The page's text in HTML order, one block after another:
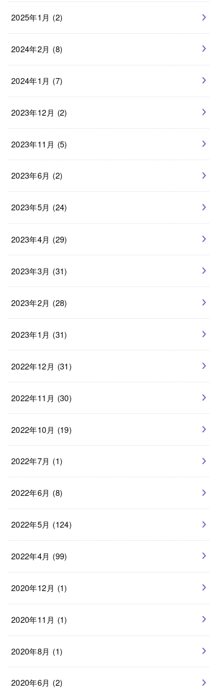
2025年1月 (2)
2024年2月 (8)
2024年1月 (7)
2023年12月 (2)
2023年11月 (5)
2023年6月 (2)
2023年5月 (24)
2023年4月 (29)
2023年3月 (31)
2023年2月 (28)
2023年1月 (31)
2022年12月 (31)
2022年11月 (30)
2022年10月 (19)
2022年7月 (1)
2022年6月 (8)
2022年5月 (124)
2022年4月 (99)
2020年12月 (1)
2020年11月 (1)
2020年8月 (1)
2020年6月 (2)